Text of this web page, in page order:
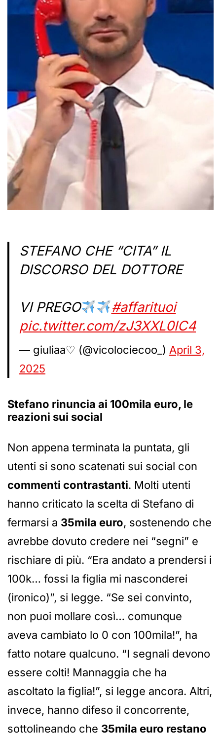
STEFANO CHE “CITA” IL
DISCORSO DEL DOTTORE
VI PREGO
#affarituoi
pic.twitter.com/zJ3XXL0lC4
— giuliaa♡ (@vicolociecoo_) April 3,
2025
Stefano rinuncia ai 100mila euro, le
reazioni sui social
Non appena terminata la puntata, gli
utenti si sono scatenati sui social con
commenti contrastanti. Molti utenti
hanno criticato la scelta di Stefano di
fermarsi a 35mila euro, sostenendo che
avrebbe dovuto credere nei “segni” e
rischiare di più. “Era andato a prendersi i
100k… fossi la figlia mi nasconderei
(ironico)”, si legge. “Se sei convinto,
non puoi mollare così… comunque
aveva cambiato lo 0 con 100mila!”, ha
fatto notare qualcuno. “I segnali devono
essere colti! Mannaggia che ha
ascoltato la figlia!”, si legge ancora. Altri,
invece, hanno difeso il concorrente,
sottolineando che 35mila euro restano